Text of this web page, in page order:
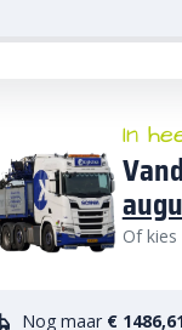
In
Of
Nog maar €